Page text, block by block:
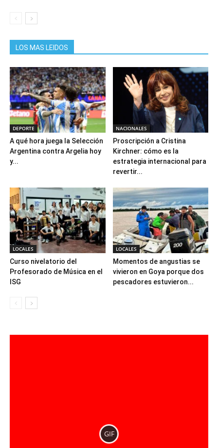
LOS MAS LEIDOS
DEPORTE
A qué hora juega la Selección
Argentina contra Argelia hoy
y...
NACIONALES
Proscripción a Cristina
Kirchner: cómo es la
estrategia internacional para
revertir...
LOCALES
Curso nivelatorio del
Profesorado de Música en el
ISG
LOCALES
Momentos de angustias se
vivieron en Goya porque dos
pescadores estuvieron...
GIF